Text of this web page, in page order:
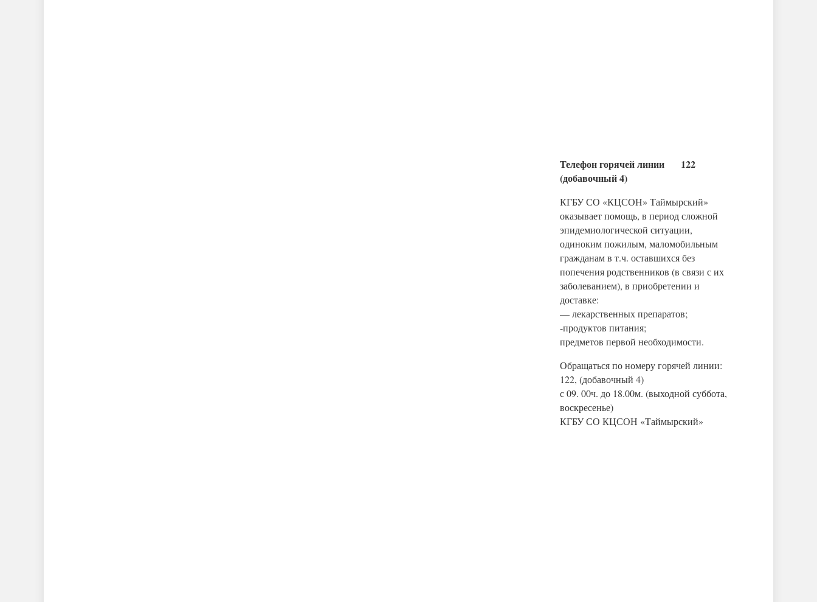
Телефон горячей линии 122
(добавочный 4)
КГБУ СО «КЦСОН» Таймырский»
оказывает помощь, в период сложной
эпидемиологической ситуации,
одиноким пожилым, маломобильным
гражданам в т.ч. оставшихся без
попечения родственников (в связи с их
заболеванием), в приобретении и
доставке:
— лекарственных препаратов;
-продуктов питания;
предметов первой необходимости.
Обращаться по номеру горячей линии:
122, (добавочный 4)
с 09. 00ч. до 18.00м. (выходной суббота,
воскресенье)
КГБУ СО КЦСОН «Таймырский»